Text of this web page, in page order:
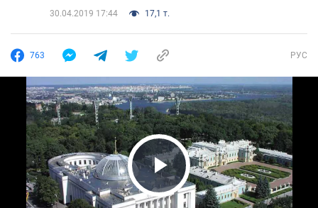
30.04.2019 17:44
17,1 т.
763 РУС
Play Video